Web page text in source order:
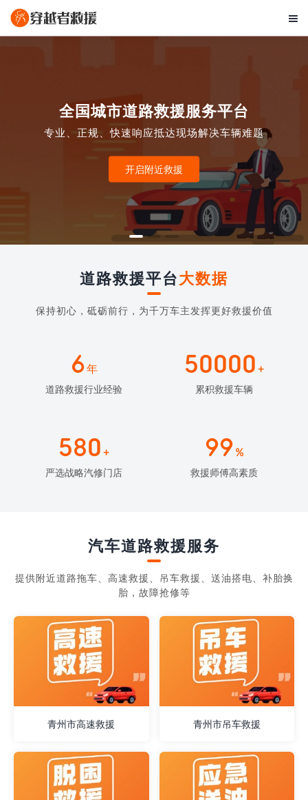

全国城市道路救援服务平台
专业、正规、快速响应抵达现场解决车辆难题
开启附近救援
道路救援平台大数据
保持初心，砥砺前行，为千万车主发挥更好救援价值
6年
道路救援行业经验
50000 +
累积救援车辆
580 +
严选战略汽修门店
99 %
救援师傅高素质
汽车道路救援服务
提供附近道路拖车、高速救援、吊车救援、送油搭电、补胎换
胎，故障抢修等
青州市高速救援 青州市吊车救援